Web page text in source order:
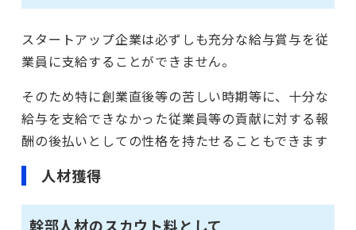
スタートアップ企業は必ずしも充分な給与賞与を従
業員に支給することができません。
そのため特に創業直後等の苦しい時期等に、十分な
給与を支給できなかった従業員等の貢献に対する報
酬の後払いとしての性格を持たせることもできます
人材獲得
幹部人材のスカウト料として